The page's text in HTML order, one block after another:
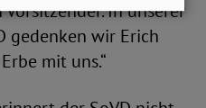
In unserer
gedenken wir Erich
mit uns.“